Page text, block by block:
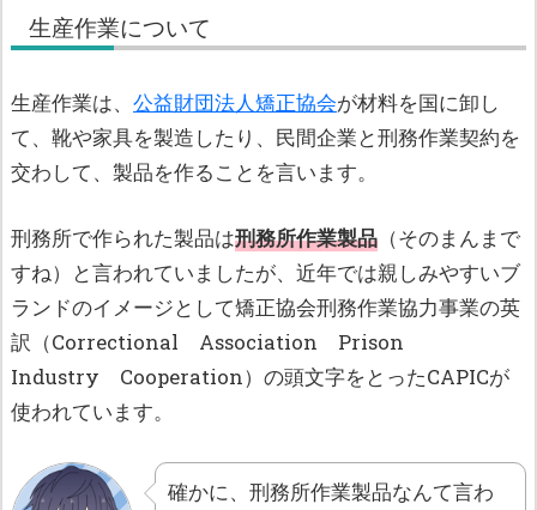
生産作業について
生産作業は、 公益財団法人矯正協会が材料を国に卸し
て、靴や家具を製造したり、民間企業と刑務作業契約を
交わして、製品を作ることを言います。
刑務所で作られた製品は刑務所作業製品 （そのまんまで
すね）と言われていましたが、近年では親しみやすいブ
ランドのイメージとして矯正協会刑務作業協力事業の英
訳（Correctional Association Prison
Industry Cooperation）の頭文字をとったCAPICが
使われています。
確かに、刑務所作業製品なんて言わ